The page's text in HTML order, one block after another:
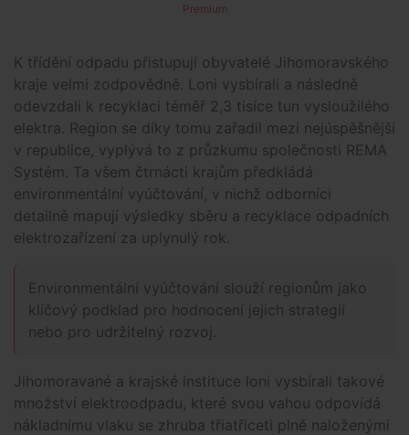
Premium
K třídění odpadu přistupují obyvatelé Jihomoravského
kraje velmi zodpovědně. Loni vysbírali a následně
odevzdali k recyklaci téměř 2,3 tisíce tun vysloužilého
elektra. Region se díky tomu zařadil mezi nejúspěšnější
v republice, vyplývá to z průzkumu společnosti REMA
Systém. Ta všem čtrnácti krajům předkládá
environmentální vyúčtování, v nichž odborníci
detailně mapují výsledky sběru a recyklace odpadních
elektrozařízení za uplynulý rok.
Environmentální vyúčtování slouží regionům jako
klíčový podklad pro hodnocení jejich strategií
nebo pro udržitelný rozvoj.
Jihomoravané a krajské instituce loni vysbírali takové
množství elektroodpadu, které svou vahou odpovídá
nákladnímu vlaku se zhruba třiatřiceti plně naloženými